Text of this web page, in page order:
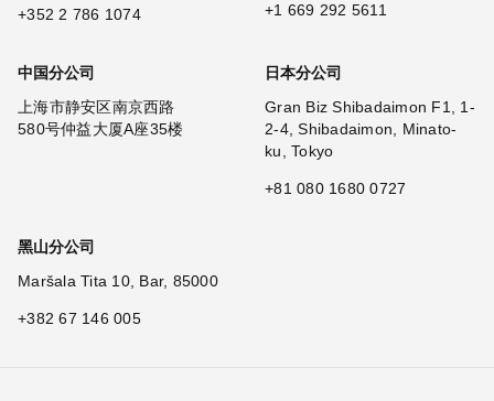
+352 2 786 1074
+1 669 292 5611
中国分公司
上海市静安区南京西路
580号仲益大厦A座35楼
日本分公司
Gran Biz Shibadaimon F1, 1-
2-4, Shibadaimon, Minato-
ku, Tokyo
+81 080 1680 0727
黑山分公司
Maršala Tita 10, Bar, 85000
+382 67 146 005